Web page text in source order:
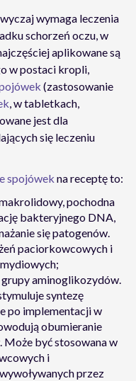
wymaga leczenia
schorzeń oczu, w
aplikowane są
w postaci kropli,
(zastosowanie
, w tabletkach,
jest dla
się leczeniu
spojówek na receptę to:
pochodna
bakteryjnego DNA,
się patogenów.
paciorkowcowych i
aminoglikozydów.
syntezę
po implementacji w
obumieranie
być stosowana w
i
przez